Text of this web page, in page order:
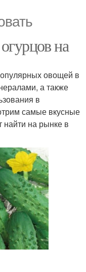
на
овощей в
а также
в
самые вкусные
найти на рынке в